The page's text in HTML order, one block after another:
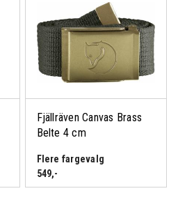
Fjällräven Canvas Brass
Belte 4 cm
Flere fargevalg
549,-